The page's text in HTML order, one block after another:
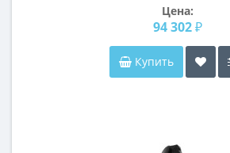
Цена:
94 302 ₽
Купить